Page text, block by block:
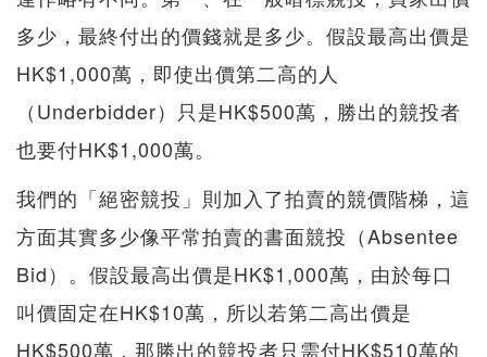
多少，最終付出的價錢就是多少。假設最高出價是
HK$1,000萬，即使出價第二高的人
（Underbidder）只是HK$500萬，勝出的競投者
也要付HK$1,000萬。
我們的「絕密競投」則加入了拍賣的競價階梯，這
方面其實多少像平常拍賣的書面競投（Absentee
Bid）。假設最高出價是HK$1,000萬，由於每口
叫價固定在HK$10萬，所以若第二高出價是
HK$500萬，那勝出的競投者只需付HK$510萬的